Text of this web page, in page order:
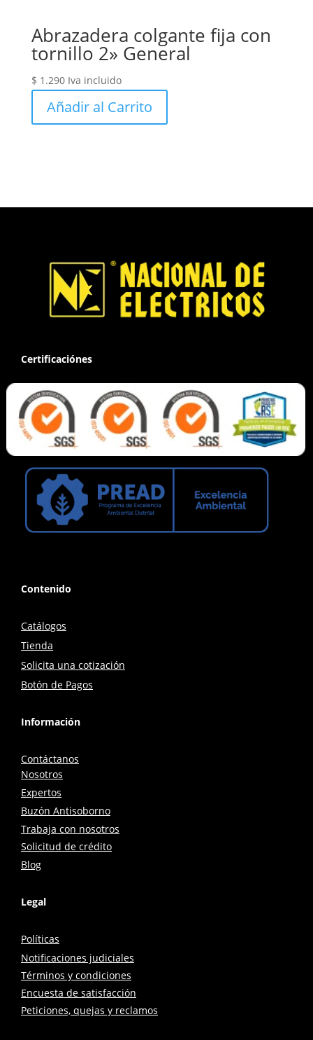
Abrazadera colgante fija con
tornillo 2» General
$ 1.290 Iva incluido
Añadir al Carrito
Certificaciónes
Contenido
Catálogos
Tienda
Solicita una cotización
Botón de Pagos
Información
Contáctanos
Nosotros
Expertos
Buzón Antisoborno
Trabaja con nosotros
Solicitud de crédito
Blog
Legal
Políticas
Notificaciones judiciales
Términos y condiciones
Encuesta de satisfacción
Peticiones, quejas y reclamos